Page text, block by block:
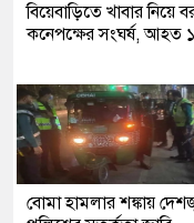
বিয়েবাড়িতে খাবার নিয়ে
কনেপক্ষের সংঘর্ষ, আহত
বোমা হামলার শঙ্কায়